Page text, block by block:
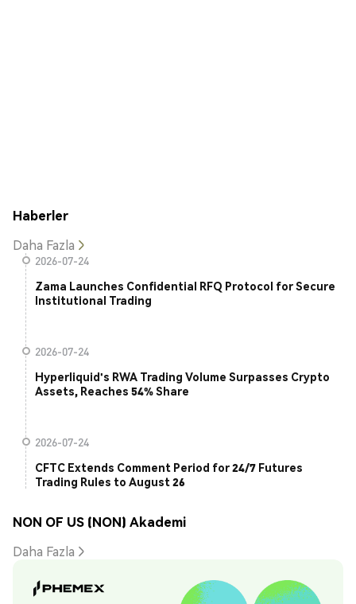
Haberler
Daha Fazla
2026-07-24
Zama Launches Confidential RFQ Protocol for Secure
Institutional Trading
2026-07-24
Hyperliquid's RWA Trading Volume Surpasses Crypto
Assets, Reaches 54% Share
2026-07-24
CFTC Extends Comment Period for 24/7 Futures
Trading Rules to August 26
NON OF US (NON) Akademi
Daha Fazla